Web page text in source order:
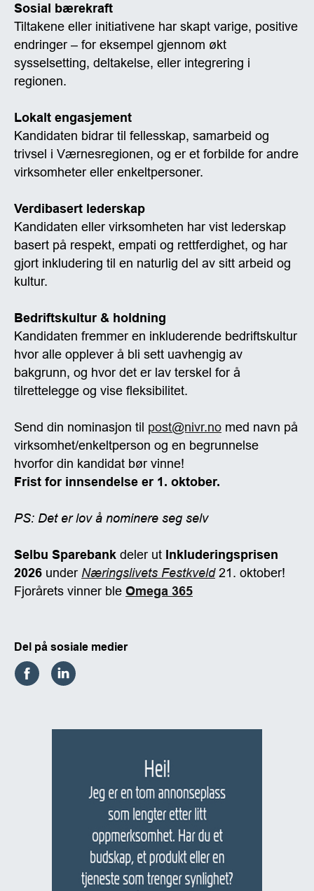
Sosial bærekraft
Tiltakene eller initiativene har skapt varige, positive
endringer – for eksempel gjennom økt
sysselsetting, deltakelse, eller integrering i
regionen.
Lokalt engasjement
Kandidaten bidrar til fellesskap, samarbeid og
trivsel i Værnesregionen, og er et forbilde for andre
virksomheter eller enkeltpersoner.
Verdibasert lederskap
Kandidaten eller virksomheten har vist lederskap
basert på respekt, empati og rettferdighet, og har
gjort inkludering til en naturlig del av sitt arbeid og
kultur.
Bedriftskultur & holdning
Kandidaten fremmer en inkluderende bedriftskultur
hvor alle opplever å bli sett uavhengig av
bakgrunn, og hvor det er lav terskel for å
tilrettelegge og vise fleksibilitet.
Send din nominasjon til post@nivr.no med navn på
virksomhet/enkeltperson og en begrunnelse
hvorfor din kandidat bør vinne!
Frist for innsendelse er 1. oktober.
PS: Det er lov å nominere seg selv
Selbu Sparebank deler ut Inkluderingsprisen
2026 under Næringslivets Festkveld21. oktober!
Fjorårets vinner ble Omega 365
Del på sosiale medier